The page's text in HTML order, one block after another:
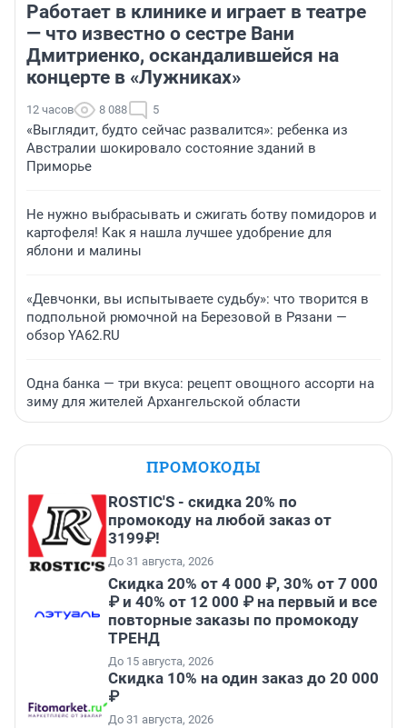
Работает в клинике и играет в театре
— что известно о сестре Вани
Дмитриенко, оскандалившейся на
концерте в «Лужниках»
12 часов 8 088 5
«Выглядит, будто сейчас развалится»: ребенка из
Австралии шокировало состояние зданий в
Приморье
Не нужно выбрасывать и сжигать ботву помидоров и
картофеля! Как я нашла лучшее удобрение для
яблони и малины
«Девчонки, вы испытываете судьбу»: что творится в
подпольной рюмочной на Березовой в Рязани —
обзор YA62.RU
Одна банка — три вкуса: рецепт овощного ассорти на
зиму для жителей Архангельской области
ПРОМОКОДЫ
ROSTIC'S - скидка 20% по
промокоду на любой заказ от
3199₽!
До 31 августа, 2026
Скидка 20% от 4 000 ₽, 30% от 7 000
₽ и 40% от 12 000 ₽ на первый и все
повторные заказы по промокоду
ТРЕНД
До 15 августа, 2026
Скидка 10% на один заказ до 20 000
₽
До 31 августа, 2026